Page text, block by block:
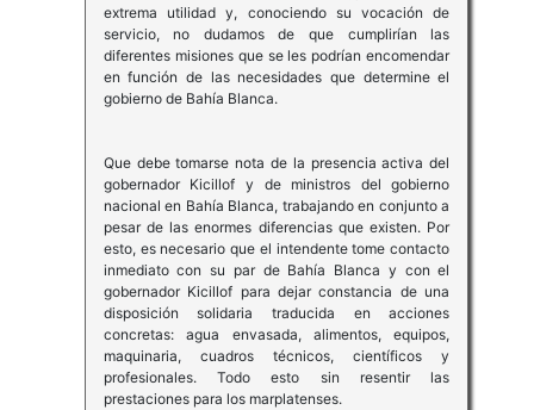
extrema utilidad y, conociendo su vocación de
servicio, no dudamos de que cumplirían las
diferentes misiones que se les podrían encomendar
en función de las necesidades que determine el
gobierno de Bahía Blanca.
Que debe tomarse nota de la presencia activa del
gobernador Kicillof y de ministros del gobierno
nacional en Bahía Blanca, trabajando en conjunto a
pesar de las enormes diferencias que existen. Por
esto, es necesario que el intendente tome contacto
inmediato con su par de Bahía Blanca y con el
gobernador Kicillof para dejar constancia de una
disposición solidaria traducida en acciones
concretas: agua envasada, alimentos, equipos,
maquinaria, cuadros técnicos, científicos y
profesionales. Todo esto sin resentir las
prestaciones para los marplatenses.